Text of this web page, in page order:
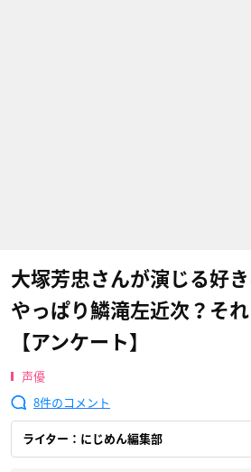
大塚芳忠さんが演じる好き
やっぱり鱗滝左近次？そ
【アンケート】
声優
8
ライター：にじめん編集部